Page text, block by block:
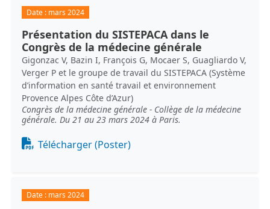
Date : mars 2024
Présentation du SISTEPACA dans le
Congrès de la médecine générale
Gigonzac V, Bazin I, François G, Mocaer S, Guagliardo V,
Verger P et le groupe de travail du SISTEPACA (Système
d’information en santé travail et environnement
Provence Alpes Côte d’Azur)
Congrès de la médecine générale - Collège de la médecine
générale. Du 21 au 23 mars 2024 à Paris.
Document
Télécharger (Poster)
Date : mars 2024